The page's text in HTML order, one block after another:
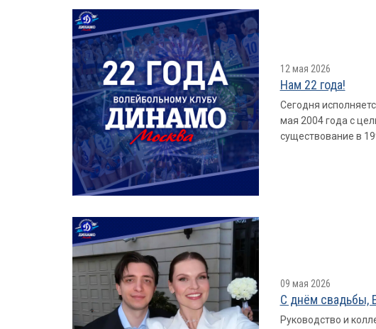
12 мая 2026
Нам 22 года!
Сегодня
мая 2004 года с
существование в
09 мая 2026
С днём свадьбы,
Руководство и